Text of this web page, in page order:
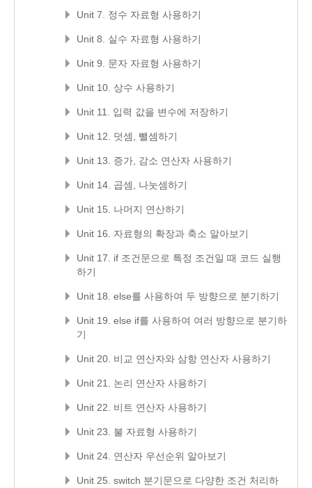
Unit 7. 정수 자료형 사용하기
Unit 8. 실수 자료형 사용하기
Unit 9. 문자 자료형 사용하기
Unit 10. 상수 사용하기
Unit 11. 입력 값을 변수에 저장하기
Unit 12. 덧셈, 뺄셈하기
Unit 13. 증가, 감소 연산자 사용하기
Unit 14. 곱셈, 나눗셈하기
Unit 15. 나머지 연산하기
Unit 16. 자료형의 확장과 축소 알아보기
Unit 17. if 조건문으로 특정 조건일 때 코드 실행
하기
Unit 18. else를 사용하여 두 방향으로 분기하기
Unit 19. else if를 사용하여 여러 방향으로 분기하
기
Unit 20. 비교 연산자와 삼항 연산자 사용하기
Unit 21. 논리 연산자 사용하기
Unit 22. 비트 연산자 사용하기
Unit 23. 불 자료형 사용하기
Unit 24. 연산자 우선순위 알아보기
Unit 25. switch 분기문으로 다양한 조건 처리하